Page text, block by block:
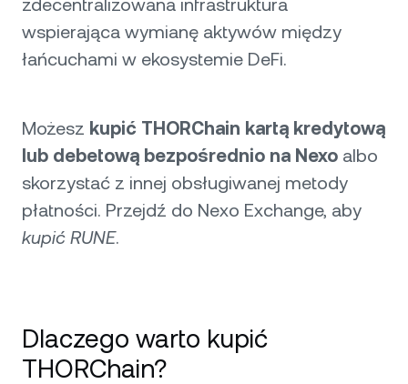
zdecentralizowana infrastruktura
wspierająca wymianę aktywów między
łańcuchami w ekosystemie DeFi.
Możesz kupić THORChain kartą kredytową
lub debetową bezpośrednio na Nexo albo
skorzystać z innej obsługiwanej metody
płatności. Przejdź do Nexo Exchange, aby
kupić RUNE.
Dlaczego warto kupić
THORChain?